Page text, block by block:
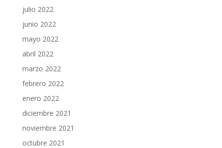
julio 2022
junio 2022
mayo 2022
abril 2022
marzo 2022
febrero 2022
enero 2022
diciembre 2021
noviembre 2021
octubre 2021